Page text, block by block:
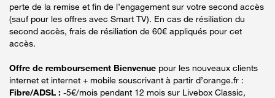
perte de la remise et fin de l’engagement sur votre second accès
(sauf pour les offres avec Smart TV). En cas de résiliation du
second accès, frais de résiliation de 60€ appliqués pour cet
accès.
Offre de remboursement Bienvenue pour les nouveaux clients
internet et internet + mobile souscrivant à partir d’orange.fr :
Fibre/ADSL : -5€/mois pendant 12 mois sur Livebox Classic,